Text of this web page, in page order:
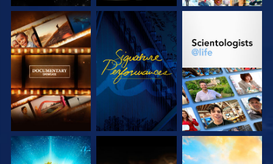
DÉCOUVRIR LES
SÉRIES
REGARDER
DÉCOUVRIR LES